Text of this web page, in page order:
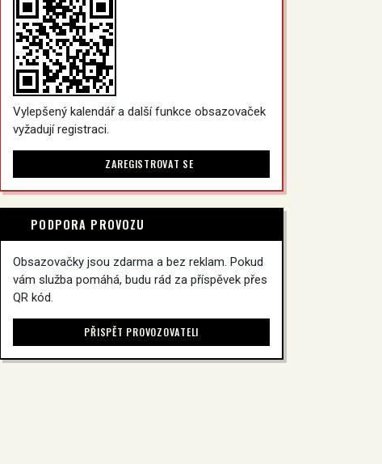
Vylepšený kalendář a další funkce obsazovaček
vyžadují registraci.
ZAREGISTROVAT SE
PODPORA PROVOZU
Obsazovačky jsou zdarma a bez reklam. Pokud
vám služba pomáhá, budu rád za příspěvek přes
QR kód.
PŘISPĚT PROVOZOVATELI